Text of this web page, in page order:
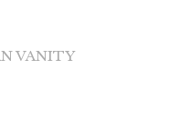
VANITY